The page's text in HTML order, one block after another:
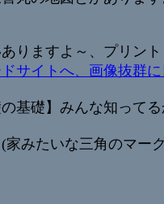
ありますよ～、プリン
サイトへ、画像抜群
の基礎】みんな知ってる
家みたいな三角のマー